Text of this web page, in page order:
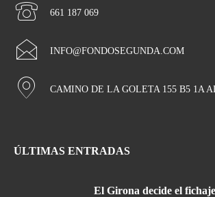
661 187 069
INFO@FONDOSEGUNDA.COM
CAMINO DE LA GOLETA 155 B5 1A
ÚLTIMAS ENTRADAS
El Girona decide el